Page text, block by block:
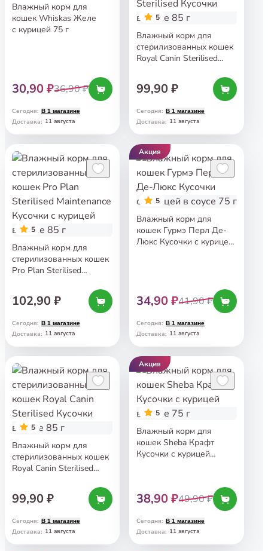
Влажный корм для
кошек Whiskas Желе
с курицей 75 г
30,90 ₽36,90 ₽
Сегодня: В 1 магазине
Доставка: 11 августа
5
Влажный корм для
стерилизованных кошек
Royal Canin Sterilised
99,90 ₽
Сегодня: В 1 магазине
Доставка: 11 августа
5
Влажный корм для
стерилизованных кошек
Pro Plan Sterilised
с курицей в соусе 85 г
102,90 ₽
Сегодня: В 1 магазине
Доставка: 11 августа
Акция
5
Влажный корм для
кошек Гурмэ Перл Де-
Люкс Кусочки с курицей
34,90 ₽41,90 ₽
Сегодня: В 1 магазине
Доставка: 11 августа
5
Влажный корм для
стерилизованных кошек
Royal Canin Sterilised
99,90 ₽
Сегодня: В 1 магазине
Доставка: 11 августа
Акция
5
Влажный корм для
кошек Sheba Крафт
Кусочки с курицей
38,90 ₽49,90 ₽
Сегодня: В 1 магазине
Доставка: 11 августа